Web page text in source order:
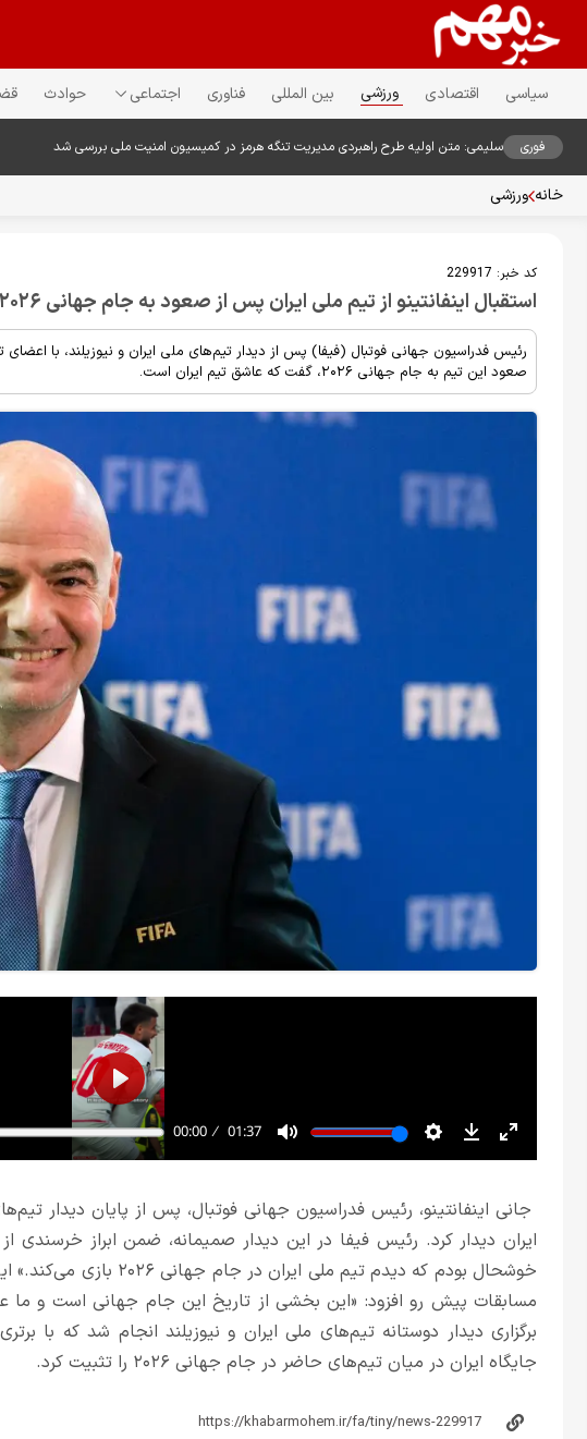
سیاسی اقتصادی ورزشی بین المللی فناوری اجتماعی حوادث
فوری سلیمی: متن اولیه طرح راهبردی مدیریت تنگه هرمز در کمیسیون امنیت ملی بررسی شد
خانه ورزشی
کد خبر: 229917
استقبال اینفانتینو از تیم ملی ایران پس از صعود به جام جهانی ۲۰۲۶+ ویدیو
رئیس فدراسیون جهانی فوتبال (فیفا) پس از دیدار تیم‌های ملی ایران و نیوزیلند، با
صعود این تیم به جام جهانی ۲۰۲۶، گفت که عاشق تیم ایران است.
جانی اینفانتینو، رئیس فدراسیون جهانی فوتبال، پس از پایان دیدار
ایران دیدار کرد. رئیس فیفا در این دیدار صمیمانه، ضمن ابراز خرسندی
خوشحال بودم که دیدم تیم ملی
مسابقات پیش رو افزود: «این بخشی از تاریخ این جام جهانی است و ما
برگزاری دیدار دوستانه تیم‌های ملی ایران و نیوزیلند انجام شد که با
جایگاه ایران در میان تیم‌های حاضر در جام جهانی ۲۰۲۶ را تثبیت کرد.